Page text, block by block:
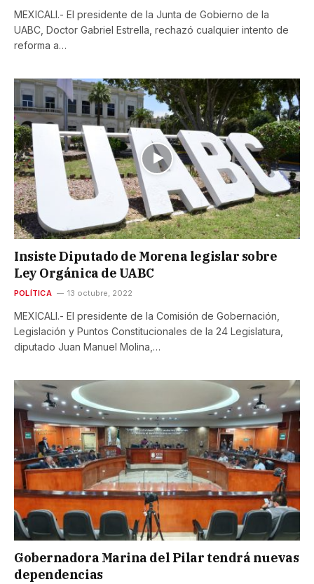
MEXICALI.- El presidente de la Junta de Gobierno de la
UABC, Doctor Gabriel Estrella, rechazó cualquier intento de
reforma a…
Insiste Diputado de Morena legislar sobre
Ley Orgánica de UABC
POLÍTICA 13 octubre, 2022
MEXICALI.- El presidente de la Comisión de Gobernación,
Legislación y Puntos Constitucionales de la 24 Legislatura,
diputado Juan Manuel Molina,…
Gobernadora Marina del Pilar tendrá nuevas
dependencias